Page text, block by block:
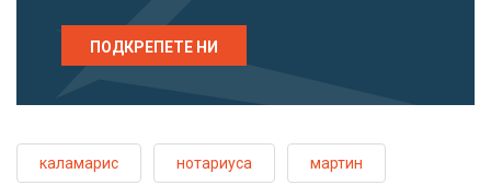
ПОДКРЕПЕТЕ НИ
каламарис нотариуса мартин